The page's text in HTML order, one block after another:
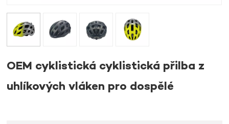
OEM cyklistická cyklistická přilba z
uhlíkových vláken pro dospělé